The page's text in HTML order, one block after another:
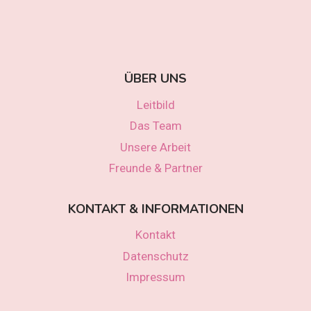
ÜBER UNS
Leitbild
Das Team
Unsere Arbeit
Freunde & Partner
KONTAKT & INFORMATIONEN
Kontakt
Datenschutz
Impressum